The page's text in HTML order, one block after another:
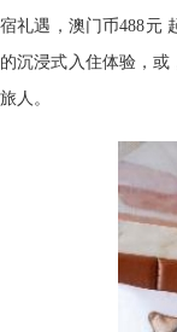
宿礼遇，澳门币488元
的沉浸式入住体验，
旅人。